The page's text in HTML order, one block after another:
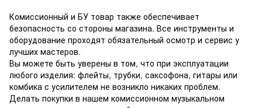
Комиссионный и БУ товар также обеспечивает
безопасность со стороны магазина. Все инструменты и
оборудование проходят обязательный осмотр и сервис у
лучших мастеров.
Вы можете быть уверены в том, что при эксплуатации
любого изделия: флейты, трубки, саксофона, гитары или
комбика с усилителем не возникло никаких проблем.
Делать покупки в нашем комиссионном музыкальном